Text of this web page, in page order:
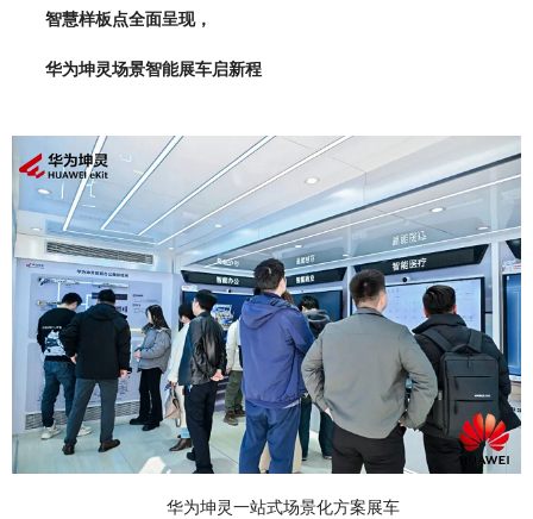
智慧样板点全面呈现，
华为坤灵场景智能展车启新程
华为坤灵一站式场景化方案展车